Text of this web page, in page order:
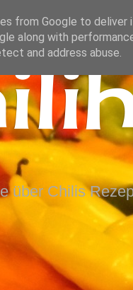
über Chilis
from Google to deliver
along with
and address abuse.